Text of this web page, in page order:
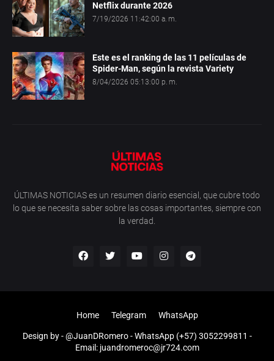
Netflix durante 2026
7/19/2026 11:42:00 a. m.
Este es el ranking de las 11 películas de
Spider-Man, según la revista Variety
8/04/2026 05:13:00 p. m.
ÚLTIMAS NOTICIAS es un resumen diario esencial, que cubre todo
lo que se necesita saber sobre las cosas importantes, siempre con
la verdad.
Design by -@JuanDRomero- WhatsApp (+57) 3052299811 -
Email: juandromeroc@jr724.com
Home Telegram WhatsApp